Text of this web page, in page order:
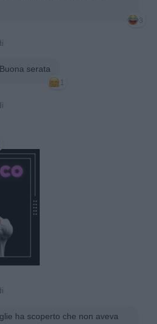
3
Buona serata
1
ha scoperto che non aveva